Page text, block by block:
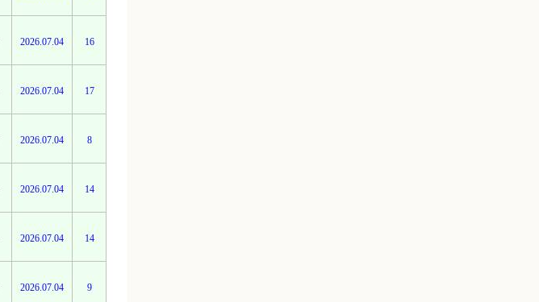
2026.07.04 16
2026.07.04 17
2026.07.04 8
2026.07.04 14
2026.07.04 14
2026.07.04 9